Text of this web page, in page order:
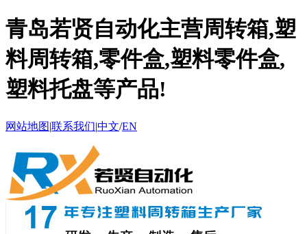
青岛若贤自动化主营周转箱,塑
料周转箱,零件盒,塑料零件盒,
塑料托盘等产品!
网站地图|联系我们|中文/EN